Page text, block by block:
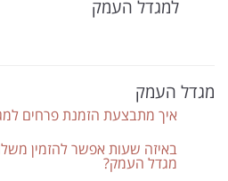
למגדל העמק
מגדל העמק
איך מתבצעת הזמנת פרחים
באיזה שעות אפשר להזמין
מגדל העמק?